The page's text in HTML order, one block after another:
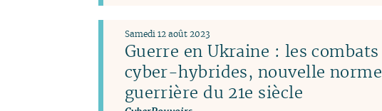
Guerre en Ukraine : les combats
cyber-hybrides, nouvelle norme
guerrière du 21e siècle
Samedi 12 août 2023